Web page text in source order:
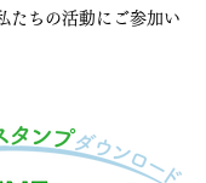
たちの活動にご参加い